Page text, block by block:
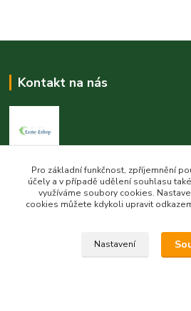
Kontakt na nás
Esme eshop
Jan Vohlídal
objednavky@esme-eshop.cz
Pro základní funkčnost, zpříjemnění
účely a v případě udělení souhlasu
využíváme soubory cookies.
cookies můžete kdykoli upravit
Nastavení